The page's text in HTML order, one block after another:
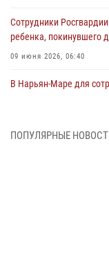
Сотрудники
ребенка, покинувшего
09 июня 2026, 06:40
В Нарьян-Маре для
ПОПУЛЯРНЫЕ